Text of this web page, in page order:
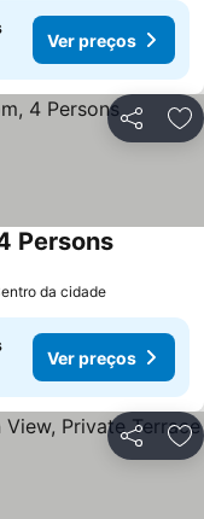
Ver preços
Partilhar
Persons
da cidade
Ver preços
Partilhar